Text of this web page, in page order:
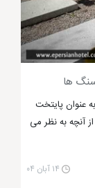
ها
که بسیار
گذارند. از
خواجه
دوز و ...
هستند.
با تور
خرید مشهد
سنگ ها
عنوان پایتخت
آنچه به نظر می
۱۴ آبان ۰۴